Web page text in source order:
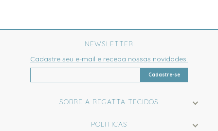
SOBRE A REGATTA TECIDOS
POLITICAS
NEWSLETTER
Cadastre seu e-mail e receba nossas novidades.
Cadastre-se